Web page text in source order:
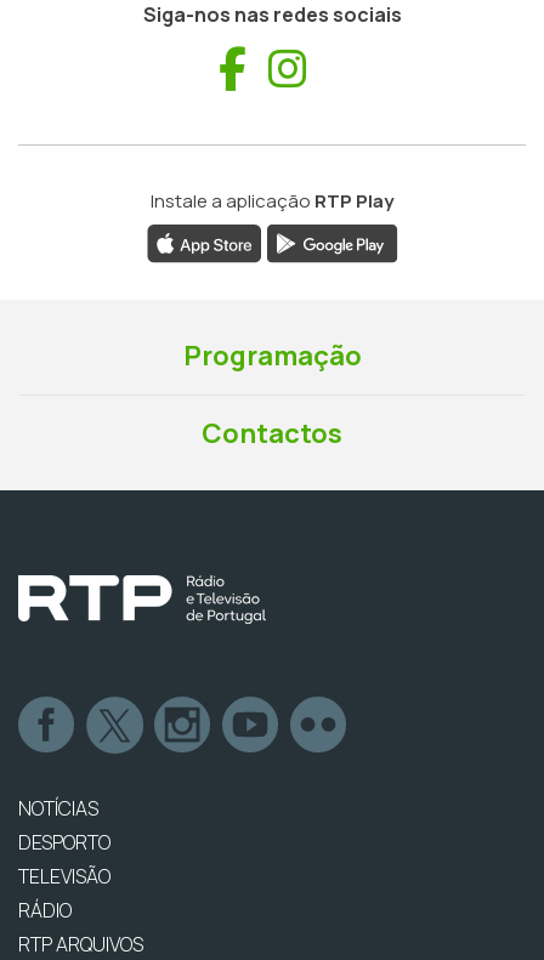
Siga-nos nas redes sociais
Facebook
Instale a aplicação RTP Play
Programação
Contactos
NOTÍCIAS
DESPORTO
TELEVISÃO
RÁDIO
RTP ARQUIVOS